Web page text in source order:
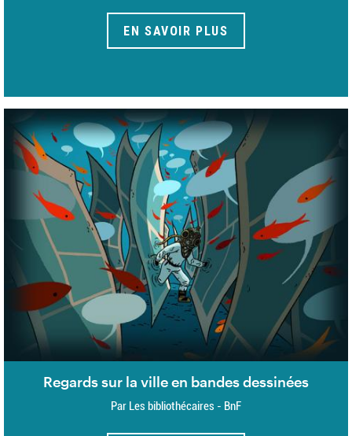
EN SAVOIR PLUS
Regards sur la ville en bandes dessinées
Par Les bibliothécaires - BnF